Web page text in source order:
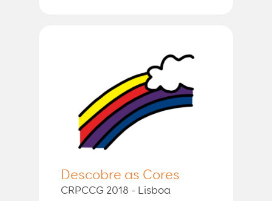
Descobre as Cores
CRPCCG 2018 - Lisboa